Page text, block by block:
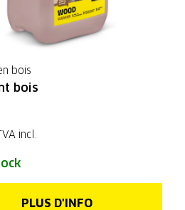
bois
bois
incl.
PLUS D'INFO